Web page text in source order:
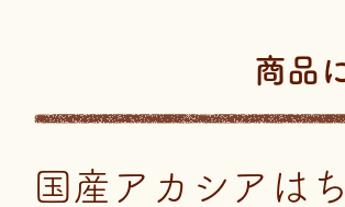
商品
国産アカシアは